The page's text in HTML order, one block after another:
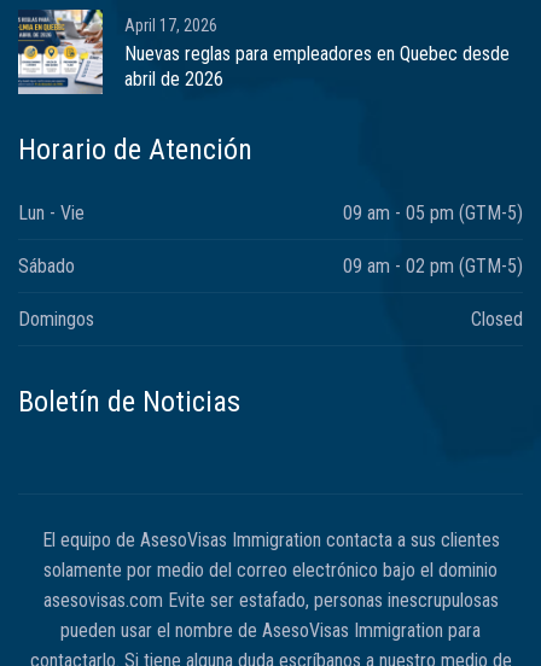
April 17, 2026
Nuevas reglas para empleadores en Quebec desde
abril de 2026
Horario de Atención
Lun - Vie 09 am - 05 pm (GTM-5)
Sábado 09 am - 02 pm (GTM-5)
Domingos Closed
Boletín de Noticias
El equipo de AsesoVisas Immigration contacta a sus clientes
solamente por medio del correo electrónico bajo el dominio
asesovisas.com Evite ser estafado, personas inescrupulosas
pueden usar el nombre de AsesoVisas Immigration para
contactarlo. Si tiene alguna duda escríbanos a nuestro medio de